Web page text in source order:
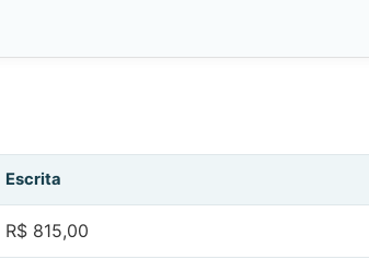
Escrita
R$ 815,00